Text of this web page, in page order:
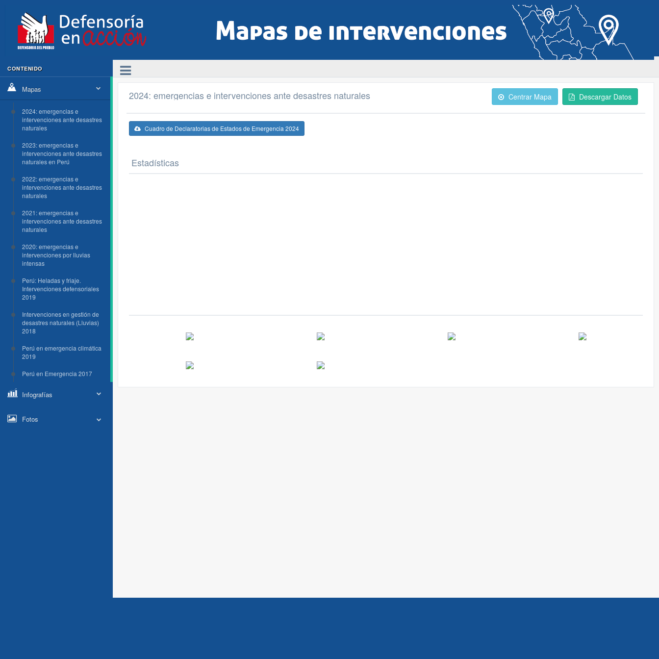
CONTENIDO
Mapas
2024: emergencias e
intervenciones ante desastres
naturales
2023: emergencias e
intervenciones ante desastres
naturales en Perú
2022: emergencias e
intervenciones ante desastres
naturales
2021: emergencias e
intervenciones ante desastres
naturales
2020: emergencias e
intervenciones por lluvias
intensas
Perú: Heladas y friaje.
Intervenciones defensoriales
2019
Intervenciones en gestión de
desastres naturales (Lluvias)
2018
Perú en emergencia climática
2019
Perú en Emergencia 2017
Infografías
Fotos
2024: emergencias e intervenciones ante desastres naturales Centrar Mapa Descargar Datos
Cuadro de Declaratorias de Estados de Emergencia 2024
Estadísticas